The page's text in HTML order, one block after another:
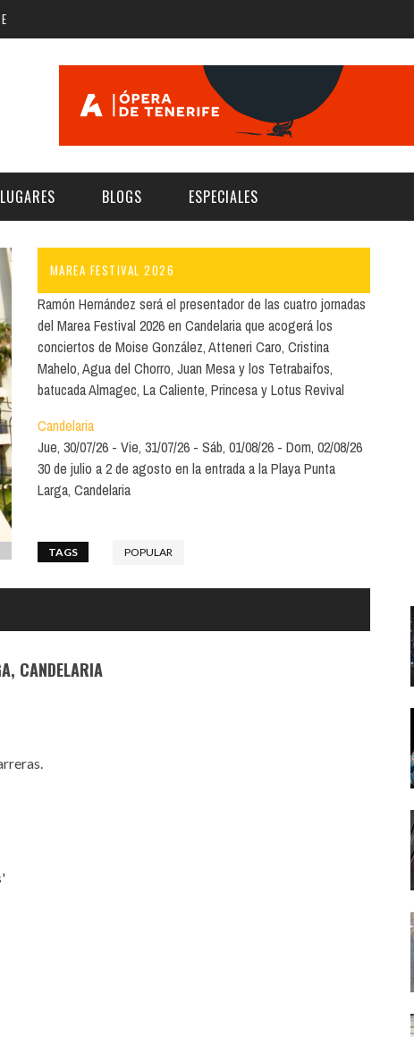
LUGAR
Norte
Islas
Cultura
Deporte y Naturaleza
Infantil
Música
LUGARES
| MUSEOS
SALAS Y AUDITORIOS
CULTURALES
CON ACTUACIONES
BLOGS ESPECIALES
FESTIVAL TAGANANA 2026
TENERIFE PHE FESTIVAL 2026
XXVII VERANO DE CUENTO
MAREA FESTIVAL 2026
Ramón Hernández será el presentador de las cuatro jornadas
del Marea Festival 2026 en Candelaria que acogerá los
conciertos de Moise González, Atteneri Caro, Cristina
Mahelo, Agua del Chorro, Juan Mesa y los Tetrabaifos,
batucada Almagec, La Caliente, Princesa y Lotus Revival
Candelaria
Jue, 30/07/26
Vie, 31/07/26 Sáb, 01/08/26
Dom, 02/08/26
30 de julio a 2 de agosto en la entrada a la Playa Punta
Larga, Candelaria
TAGS POPULAR
CANDELARIA